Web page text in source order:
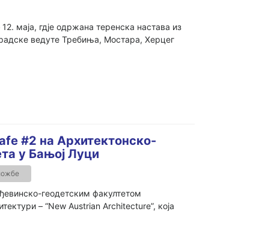
маја, гдје одржана теренска настава из
ведуте Требиња, Мостара, Херцег
#2 на Архитектонско-
у Бањој Луци
геодетским факултетом
– “New Austrian Architecture”, која